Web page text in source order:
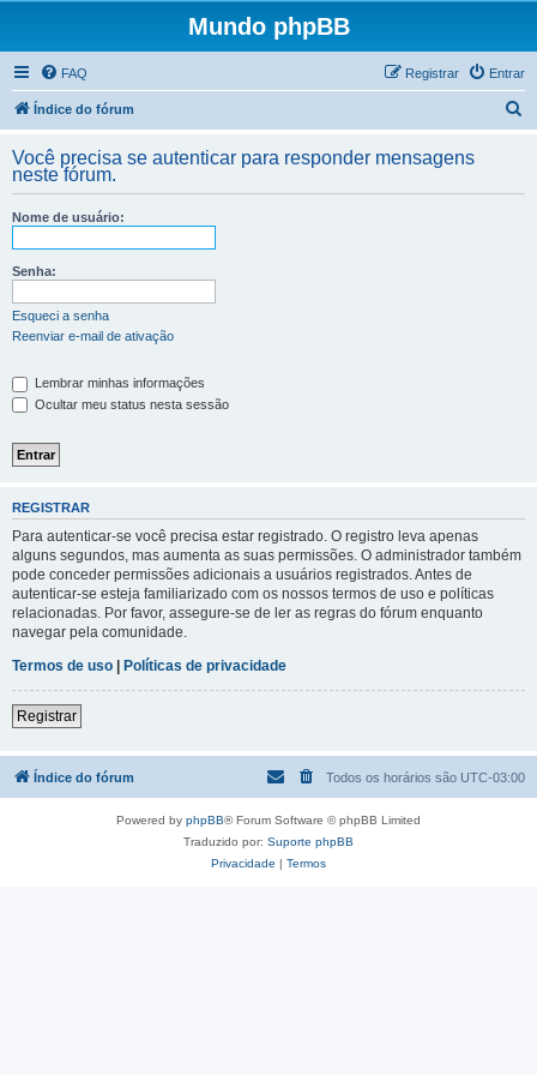
Mundo phpBB
FAQ Entrar
Registrar
Índice do fórum
q
Você precisa se autenticar para responder mensagens
neste fórum.
Nome de usuário:
Senha:
Esqueci a senha
Reenviar e-mail de ativação
Lembrar minhas informações
Ocultar meu status nesta sessão
REGISTRAR
Para autenticar-se você precisa estar registrado. O registro leva apenas
alguns segundos, mas aumenta as suas permissões. O administrador também
pode conceder permissões adicionais a usuários registrados. Antes de
autenticar-se esteja familiarizado com os nossos termos de uso e políticas
relacionadas. Por favor, assegure-se de ler as regras do fórum enquanto
navegar pela comunidade.
Termos de uso | Políticas de privacidade
Registrar
Índice do fórum Todos os horários são UTC-03:00
Powered by phpBB® Forum Software © phpBB Limited
Traduzido por: Suporte phpBB
Privacidade | Termos